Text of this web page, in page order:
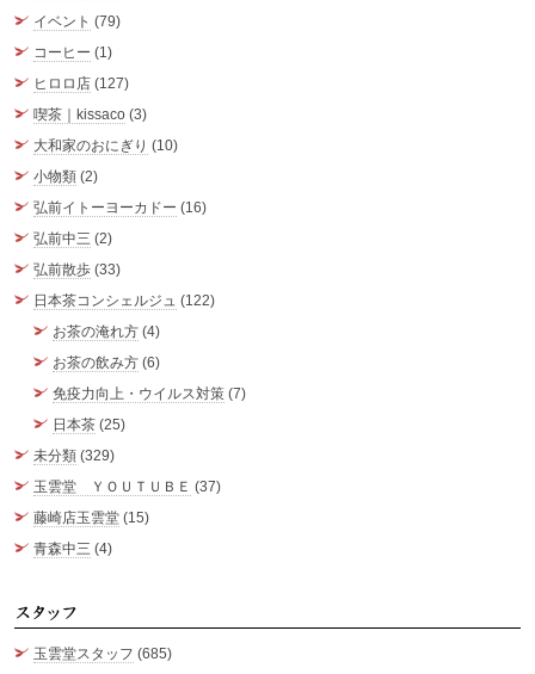
イベント (79)
コーヒー (1)
ヒロロ店 (127)
喫茶｜kissaco (3)
大和家のおにぎり (10)
小物類 (2)
弘前イトーヨーカドー (16)
弘前中三 (2)
弘前散歩 (33)
日本茶コンシェルジュ (122)
お茶の淹れ方 (4)
お茶の飲み方 (6)
免疫力向上・ウイルス対策 (7)
日本茶 (25)
未分類 (329)
玉雲堂 ＹＯＵＴＵＢＥ (37)
藤崎店玉雲堂 (15)
青森中三 (4)
玉雲堂スタッフ (685)